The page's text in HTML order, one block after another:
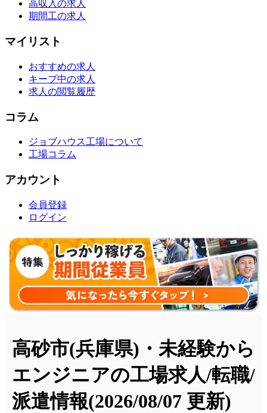
高収入の求人
期間工の求人
マイリスト
おすすめの求人
キープ中の求人
求人の閲覧履歴
コラム
ジョブハウス工場について
工場コラム
アカウント
会員登録
ログイン
高砂市(兵庫県)・未経験から
エンジニアの工場求人/転職/
派遣情報(2026/08/07 更新)